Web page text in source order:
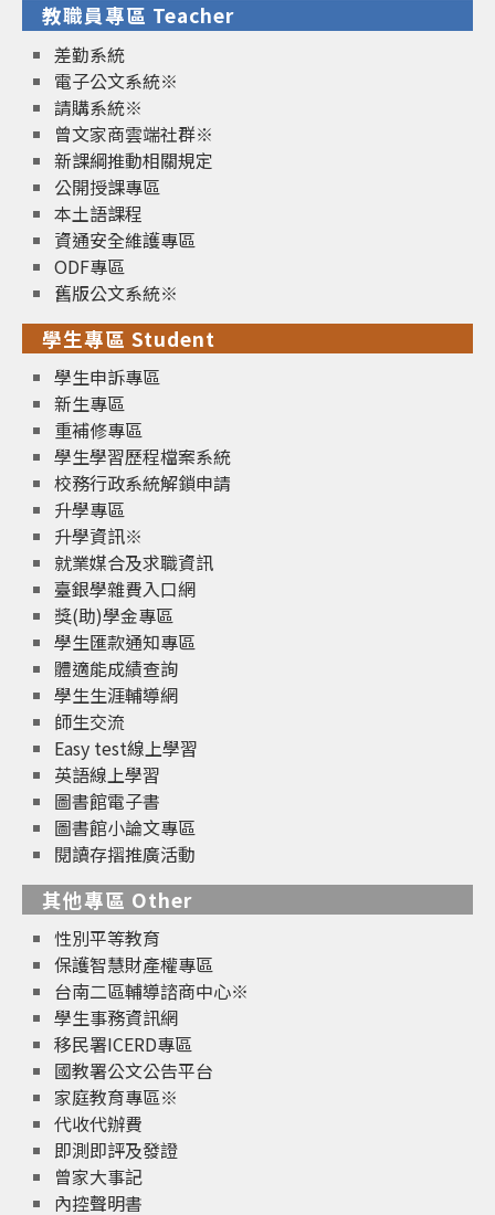
教職員專區 Teacher
差勤系統
電子公文系統※
請購系統※
曾文家商雲端社群※
新課綱推動相關規定
公開授課專區
本土語課程
資通安全維護專區
ODF專區
舊版公文系統※
學生專區 Student
學生申訴專區
新生專區
重補修專區
學生學習歷程檔案系統
校務行政系統解鎖申請
升學專區
升學資訊※
就業媒合及求職資訊
臺銀學雜費入口網
獎(助)學金專區
學生匯款通知專區
體適能成績查詢
學生生涯輔導網
師生交流
Easy test線上學習
英語線上學習
圖書館電子書
圖書館小論文專區
閱讀存摺推廣活動
其他專區 Other
性別平等教育
保護智慧財產權專區
台南二區輔導諮商中心※
學生事務資訊網
移民署ICERD專區
國教署公文公告平台
家庭教育專區※
代收代辦費
即測即評及發證
曾家大事記
內控聲明書